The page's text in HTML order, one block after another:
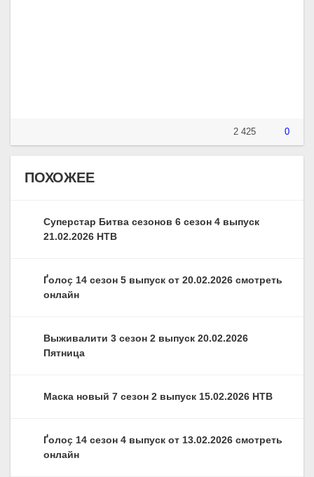
2 425 0
ПОХОЖЕЕ
Суперстар Битва сезонов 6 сезон 4 выпуск
21.02.2026 НТВ
Ґолоҫ 14 сезон 5 выпуск от 20.02.2026 смотреть
онлайн
Выживалити 3 сезон 2 выпуск 20.02.2026
Пятница
Маска новый 7 сезон 2 выпуск 15.02.2026 НТВ
Ґолоҫ 14 сезон 4 выпуск от 13.02.2026 смотреть
онлайн